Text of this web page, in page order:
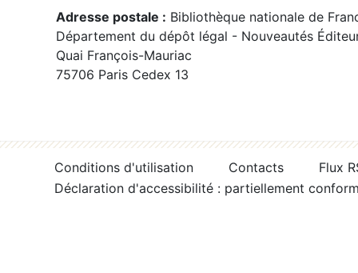
Adresse postale : Bibliothèque nationale de
Département du dépôt légal - Nouveautés
Quai François-Mauriac
75706 Paris Cedex 13
Conditions d'utilisation Contacts
Flux
Déclaration d'accessibilité : partiellement